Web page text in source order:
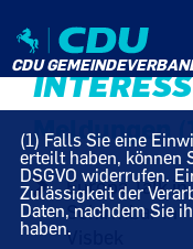
CDUDIES
Meldungen
Europa Talk in
Schirmbar in
Visbek
(1) Falls Sie eine
erteilt haben, können
DSGVO widerrufen.
Zulässigkeit der
Daten, nachdem Sie
haben.